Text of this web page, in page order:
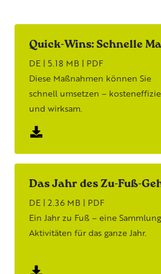
Quick-Wins: Schnelle
DE | 5.18 MB | PDF
Diese Maßnahmen können Sie
schnell umsetzen –
und wirksam.
Das Jahr des Zu-Fuß-
DE | 2.36 MB | PDF
Ein Jahr zu Fuß – eine
Aktivitäten für das ganze Jahr.